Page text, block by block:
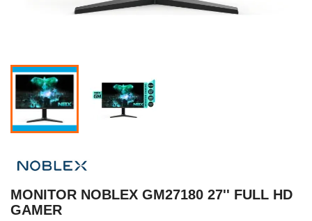
MONITOR NOBLEX GM27180 27'' FULL HD
GAMER